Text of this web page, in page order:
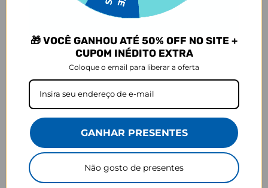
Arrependimento
- Os nossos produtos personalizados (estampados ou
customizados com nome/foto) são feitos especialmente para você,
de acordo com a opção escolhida no momento da compra.
- Isso significa que a produção só começa após a confirmação do
pedido, e o item é criado exclusivamente com a estampa
selecionada,
mesmo quando não há customização com nome.
detalhes antes de finalizar a compra, como modelo, estampa e
variações escolhidas.
- Após o início da produção,
cancelamentos ou alterações, pois o produto não pode retornar
ao estoque.
🎁 VOCÊ GANHOU ATÉ 50% OFF NO SITE +
CUPOM INÉDITO EXTRA
Coloque o email para liberar a oferta
GANHAR PRESENTES
Não gosto de presentes